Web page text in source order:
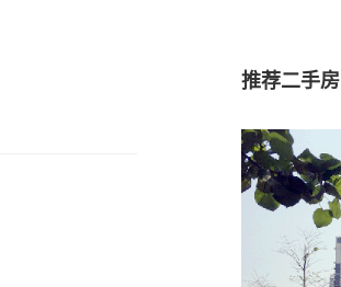
推荐二手房